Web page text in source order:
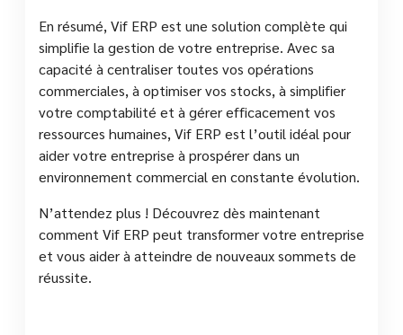
En résumé, Vif ERP est une solution complète qui
simplifie la gestion de votre entreprise. Avec sa
capacité à centraliser toutes vos opérations
commerciales, à optimiser vos stocks, à simplifier
votre comptabilité et à gérer efficacement vos
ressources humaines, Vif ERP est l’outil idéal pour
aider votre entreprise à prospérer dans un
environnement commercial en constante évolution.
N’attendez plus ! Découvrez dès maintenant
comment Vif ERP peut transformer votre entreprise
et vous aider à atteindre de nouveaux sommets de
réussite.